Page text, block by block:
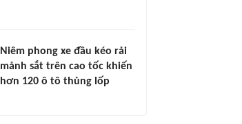
Niêm phong xe đầu kéo rải
mảnh sắt trên cao tốc khiến
hơn 120 ô tô thủng lốp